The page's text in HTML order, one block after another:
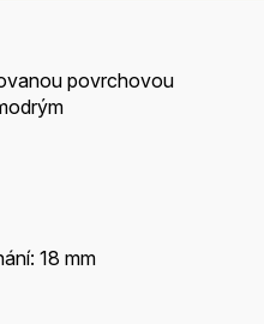
povrchovou
18 mm